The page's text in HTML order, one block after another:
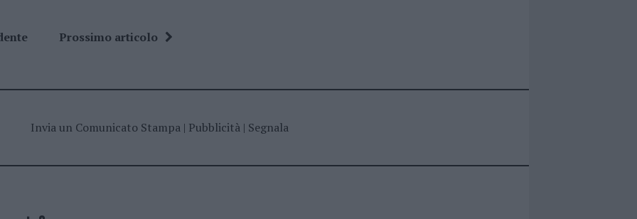
Prossimo articolo
Invia un Comunicato Stampa| Pubblicità| Segnala